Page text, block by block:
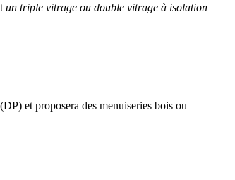
un triple vitrage ou double vitrage à isolation
et proposera des menuiseries bois ou